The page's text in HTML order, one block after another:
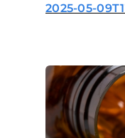
2025-05-